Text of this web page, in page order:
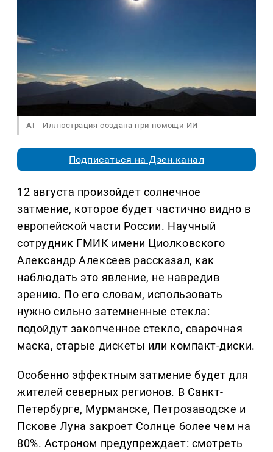
AI Иллюстрация создана при помощи ИИ
Подписаться на Дзен.канал
12 августа произойдет солнечное
затмение, которое будет частично видно в
европейской части России. Научный
сотрудник ГМИК имени Циолковского
Александр Алексеев рассказал, как
наблюдать это явление, не навредив
зрению. По его словам, использовать
нужно сильно затемненные стекла:
подойдут закопченное стекло, сварочная
маска, старые дискеты или компакт-диски.
Особенно эффектным затмение будет для
жителей северных регионов. В Санкт-
Петербурге, Мурманске, Петрозаводске и
Пскове Луна закроет Солнце более чем на
80%. Астроном предупреждает: смотреть